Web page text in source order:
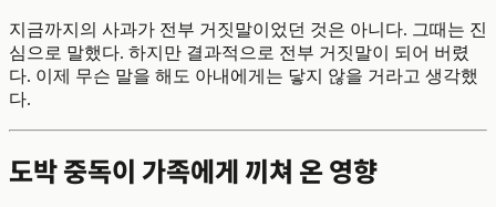
지금까지의 사과가 전부 거짓말이었던 것은 아니다. 그때는 진
심으로 말했다. 하지만 결과적으로 전부 거짓말이 되어 버렸
다. 이제 무슨 말을 해도 아내에게는 닿지 않을 거라고 생각했
다.
도박 중독이 가족에게 끼쳐 온 영향